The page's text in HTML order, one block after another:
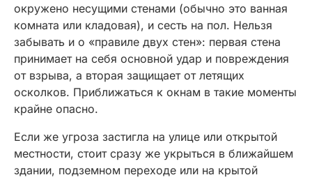
окружено несущими стенами (обычно это ванная
комната или кладовая), и сесть на пол. Нельзя
забывать и о «правиле двух стен»: первая стена
принимает на себя основной удар и повреждения
от взрыва, а вторая защищает от летящих
осколков. Приближаться к окнам в такие моменты
крайне опасно.
Если же угроза застигла на улице или открытой
местности, стоит сразу же укрыться в ближайшем
здании, подземном переходе или на крытой